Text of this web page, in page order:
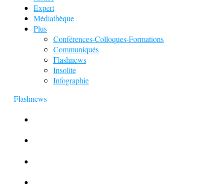
Expert
Médiathèque
Plus
Conférences-Colloques-Formations
Communiqués
Flashnews
Insolite
Infographie
Flashnews